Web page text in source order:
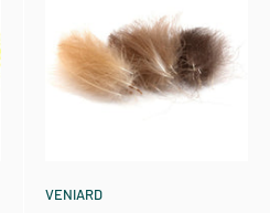
VENIARD